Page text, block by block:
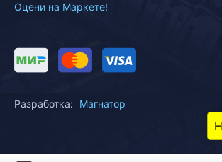
Оцени на Маркете!
Разработка: Магнатор